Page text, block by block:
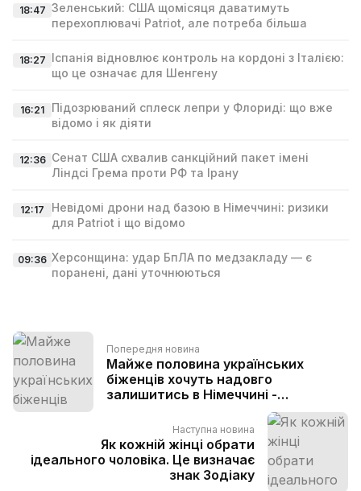
18:47 Зеленський: США щомісяця даватимуть
перехоплювачі Patriot, але потреба більша
18:27 Іспанія відновлює контроль на кордоні з Італією:
що це означає для Шенгену
16:21
Підозрюваний сплеск лепри у Флориді: що вже
відомо і як діяти
12:36 Сенат США схвалив санкційний пакет імені
Ліндсі Гремa проти РФ та Ірану
12:17
Невідомі дрони над базою в Німеччині: ризики
для Patriot і що відомо
09:36 Херсонщина: удар БпЛА по медзакладу — є
поранені, дані уточнюються
Попередня новина
Майже половина українських
біженців хочуть надовго
залишитись в Німеччині -
Наступна новина
Як кожній жінці обрати
ідеального чоловіка. Це визначає
знак Зодіаку